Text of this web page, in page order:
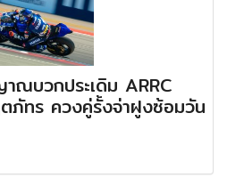
ณบวกประเดิม ARRC
ทร ควงคู่รั้งจ่าฝูงซ้อมวัน